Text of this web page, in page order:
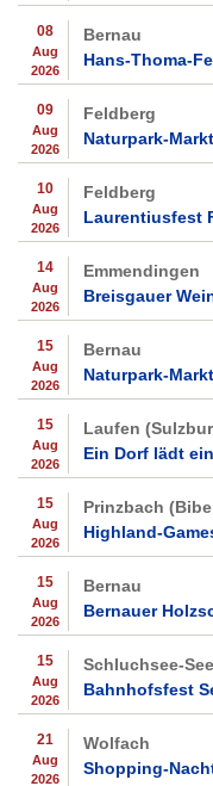
08
Aug
2026
Bernau
Hans-Thoma-
09
Aug
2026
Feldberg
Naturpark-
10
Aug
2026
Feldberg
Laurentiusfest
14
Aug
2026
Emmendingen
Breisgauer
15
Aug
2026
Bernau
Naturpark-
15
Aug
2026
Laufen
Ein Dorf lädt
15
Aug
2026
Prinzbach
Highland-
15
Aug
2026
Bernau
Bernauer
15
Aug
2026
Schluchsee-
Bahnhofsfest
21
Aug
2026
Wolfach
Shopping-